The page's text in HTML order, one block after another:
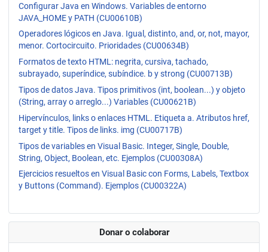
Configurar Java en Windows. Variables de entorno
JAVA_HOME y PATH (CU00610B)
Operadores lógicos en Java. Igual, distinto, and, or, not, mayor,
menor. Cortocircuito. Prioridades (CU00634B)
Formatos de texto HTML: negrita, cursiva, tachado,
subrayado, superíndice, subíndice. b y strong (CU00713B)
Tipos de datos Java. Tipos primitivos (int, boolean...) y objeto
(String, array o arreglo...) Variables (CU00621B)
Hipervínculos, links o enlaces HTML. Etiqueta a. Atributos href,
target y title. Tipos de links. img (CU00717B)
Tipos de variables en Visual Basic. Integer, Single, Double,
String, Object, Boolean, etc. Ejemplos (CU00308A)
Ejercicios resueltos en Visual Basic con Forms, Labels, Textbox
y Buttons (Command). Ejemplos (CU00322A)
Donar o colaborar